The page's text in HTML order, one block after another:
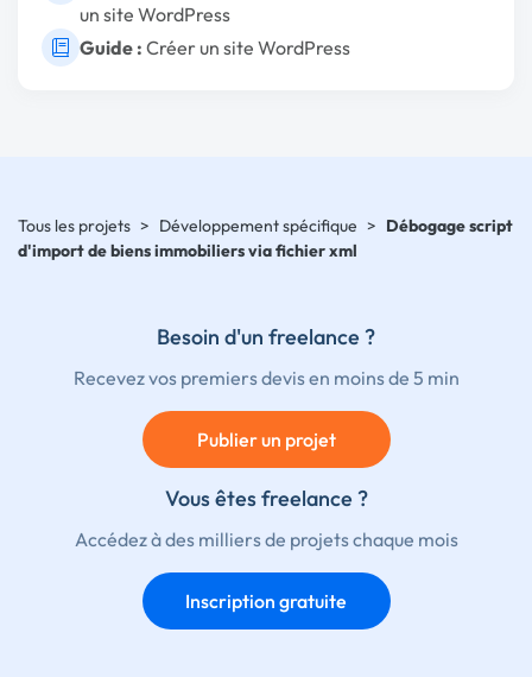
un site WordPress
Guide : Créer un site WordPress
Tous les projets > Développement spécifique > Débogage script
d'import de biens immobiliers via fichier xml
Besoin d'un freelance ?
Recevez vos premiers devis en moins de 5 min
Publier un projet
Vous êtes freelance ?
Accédez à des milliers de projets chaque mois
Inscription gratuite